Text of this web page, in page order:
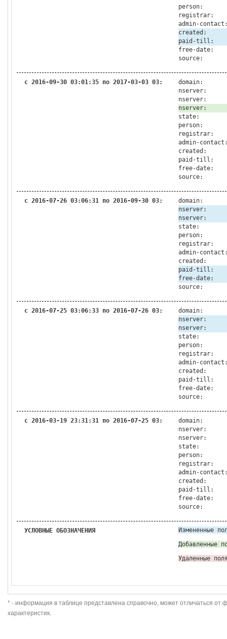
person:
registrar:
admin-
created:
paid-till:
free-date:
source:
с 2016-09-30 03:01:35 по 2017-03-03 03:11:30domain:
nserver:
nserver:
nserver:
state:
person:
registrar:
admin-
created:
paid-till:
free-date:
source:
с 2016-07-26 03:06:31 по 2016-09-30 03:01:35domain:
nserver:
nserver:
state:
person:
registrar:
admin-
created:
paid-till:
free-date:
source:
с 2016-07-25 03:06:33 по 2016-07-26 03:06:31domain:
nserver:
nserver:
state:
person:
registrar:
admin-
created:
paid-till:
free-date:
source:
с 2016-03-19 23:31:31 по 2016-07-25 03:06:33domain:
nserver:
nserver:
state:
person:
registrar:
admin-
created:
paid-till:
free-date:
source:
УСЛОВНЫЕ ОБОЗНАЧЕНИЯ
Измененные
Добавленные
Удаленные
* - информация в таблице представлена справочно, может отличаться от
характеристик.